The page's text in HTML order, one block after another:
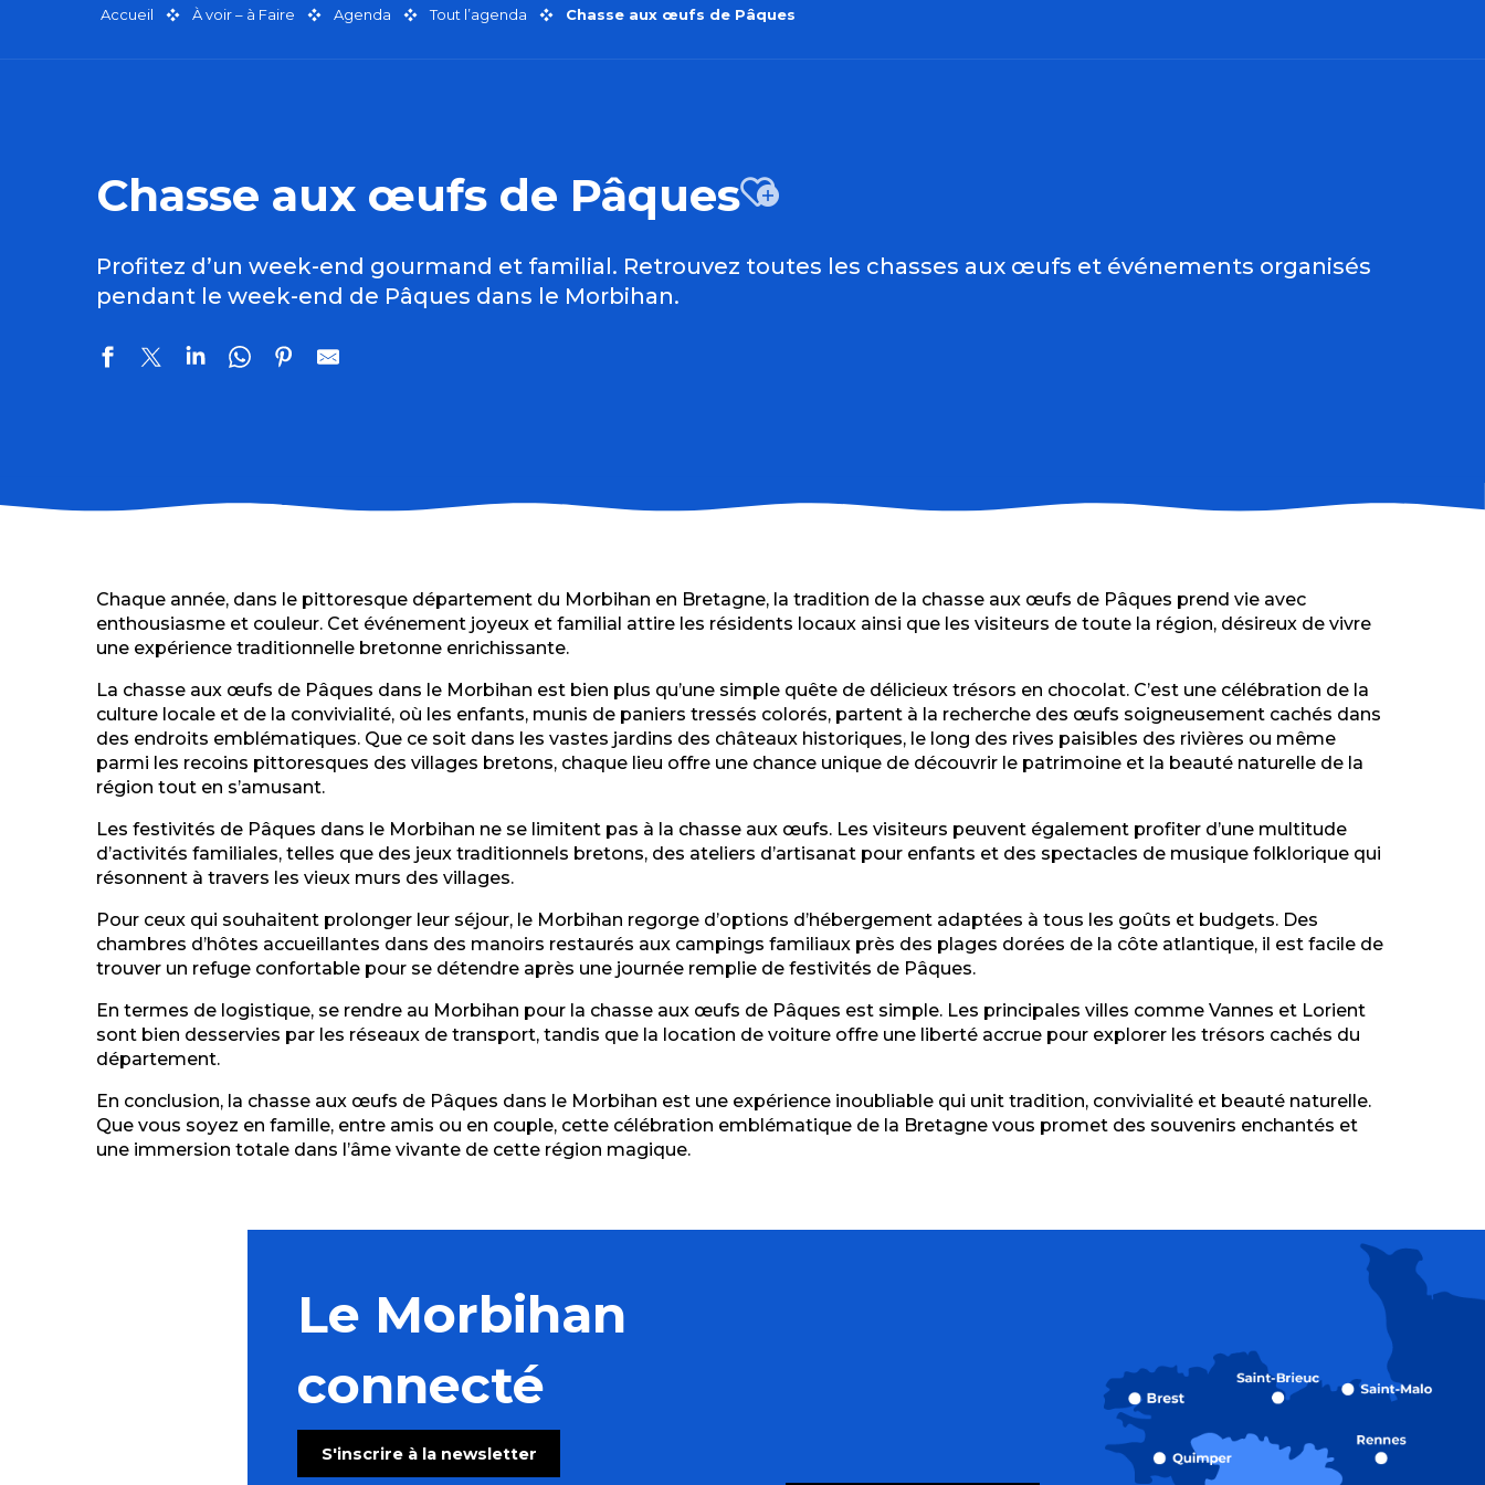
Accueil À voir – à Faire Agenda Tout l’agenda Chasse aux œufs de Pâques
Chasse aux œufs de PâquesAjouter aux favoris
Profitez d’un week-end gourmand et familial. Retrouvez toutes les chasses aux œufs et événements organisés
pendant le week-end de Pâques dans le Morbihan.
Chaque année, dans le pittoresque département du Morbihan en Bretagne, la tradition de la chasse aux œufs de Pâques prend vie avec
enthousiasme et couleur. Cet événement joyeux et familial attire les résidents locaux ainsi que les visiteurs de toute la région, désireux de vivre
une expérience traditionnelle bretonne enrichissante.
La chasse aux œufs de Pâques dans le Morbihan est bien plus qu’une simple quête de délicieux trésors en chocolat. C’est une célébration de la
culture locale et de la convivialité, où les enfants, munis de paniers tressés colorés, partent à la recherche des œufs soigneusement cachés dans
des endroits emblématiques. Que ce soit dans les vastes jardins des châteaux historiques, le long des rives paisibles des rivières ou même
parmi les recoins pittoresques des villages bretons, chaque lieu offre une chance unique de découvrir le patrimoine et la beauté naturelle de la
région tout en s’amusant.
Les festivités de Pâques dans le Morbihan ne se limitent pas à la chasse aux œufs. Les visiteurs peuvent également profiter d’une multitude
d’activités familiales, telles que des jeux traditionnels bretons, des ateliers d’artisanat pour enfants et des spectacles de musique folklorique qui
résonnent à travers les vieux murs des villages.
Pour ceux qui souhaitent prolonger leur séjour, le Morbihan regorge d’options d’hébergement adaptées à tous les goûts et budgets. Des
chambres d’hôtes accueillantes dans des manoirs restaurés aux campings familiaux près des plages dorées de la côte atlantique, il est facile de
trouver un refuge confortable pour se détendre après une journée remplie de festivités de Pâques.
En termes de logistique, se rendre au Morbihan pour la chasse aux œufs de Pâques est simple. Les principales villes comme Vannes et Lorient
sont bien desservies par les réseaux de transport, tandis que la location de voiture offre une liberté accrue pour explorer les trésors cachés du
département.
En conclusion, la chasse aux œufs de Pâques dans le Morbihan est une expérience inoubliable qui unit tradition, convivialité et beauté naturelle.
Que vous soyez en famille, entre amis ou en couple, cette célébration emblématique de la Bretagne vous promet des souvenirs enchantés et
une immersion totale dans l’âme vivante de cette région magique.
Le Morbihan
connecté
S'inscrire à la newsletter